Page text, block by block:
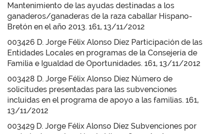
Mantenimiento de las ayudas destinadas a los
ganaderos/ganaderas de la raza caballar Hispano-
Bretón en el año 2013. 161, 13/11/2012
003426 D. Jorge Félix Alonso Díez Participación de las
Entidades Locales en programas de la Consejería de
Familia e Igualdad de Oportunidades. 161, 13/11/2012
003428 D. Jorge Félix Alonso Díez Número de
solicitudes presentadas para las subvenciones
incluidas en el programa de apoyo a las familias. 161,
13/11/2012
003429 D. Jorge Félix Alonso Díez Subvenciones por